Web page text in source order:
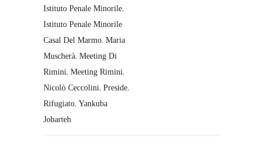
Istituto Penale Minorile,
Istituto Penale Minorile
Casal Del Marmo, Maria
Muscherà, Meeting Di
Rimini, Meeting Rimini,
Nicolò Ceccolini, Preside,
Rifugiato, Yankuba
Jobarteh